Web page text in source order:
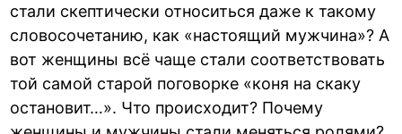
стали скептически относиться даже к такому
словосочетанию, как «настоящий мужчина»? А
вот женщины всё чаще стали соответствовать
той самой старой поговорке «коня на скаку
остановит…». Что происходит? Почему